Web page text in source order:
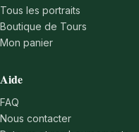
Tous les portraits
Boutique de Tours
Mon panier
Aide
FAQ
Nous contacter